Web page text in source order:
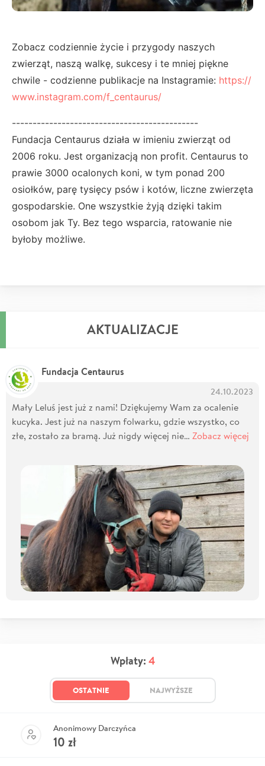
Zobacz codziennie życie i przygody naszych
zwierząt, naszą walkę, sukcesy i te mniej piękne
chwile - codzienne publikacje na Instagramie: https://
www.instagram.com/f_centaurus/
---------------------------------------------
Fundacja Centaurus działa w imieniu zwierząt od
2006 roku. Jest organizacją non profit. Centaurus to
prawie 3000 ocalonych koni, w tym ponad 200
osiołków, parę tysięcy psów i kotów, liczne zwierzęta
gospodarskie. One wszystkie żyją dzięki takim
osobom jak Ty. Bez tego wsparcia, ratowanie nie
byłoby możliwe.
AKTUALIZACJE
Fundacja Centaurus
24.10.2023
Mały Leluś jest już z nami! Dziękujemy Wam za ocalenie
kucyka. Jest już na naszym folwarku, gdzie wszystko, co
złe, zostało za bramą. Już nigdy więcej nie… Zobacz więcej
Wpłaty: 4
OSTATNIE NAJWYŻSZE
Anonimowy Darczyńca
10 zł